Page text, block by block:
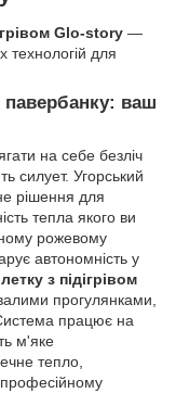
Glo-story —
технологій для
павербанку: ваш
на себе безліч
силует. Угорський
рішення для
тепла якого ви
рожевому
автономність у
з підігрівом
прогулянками,
працює на
м'яке
тепло,
професійному